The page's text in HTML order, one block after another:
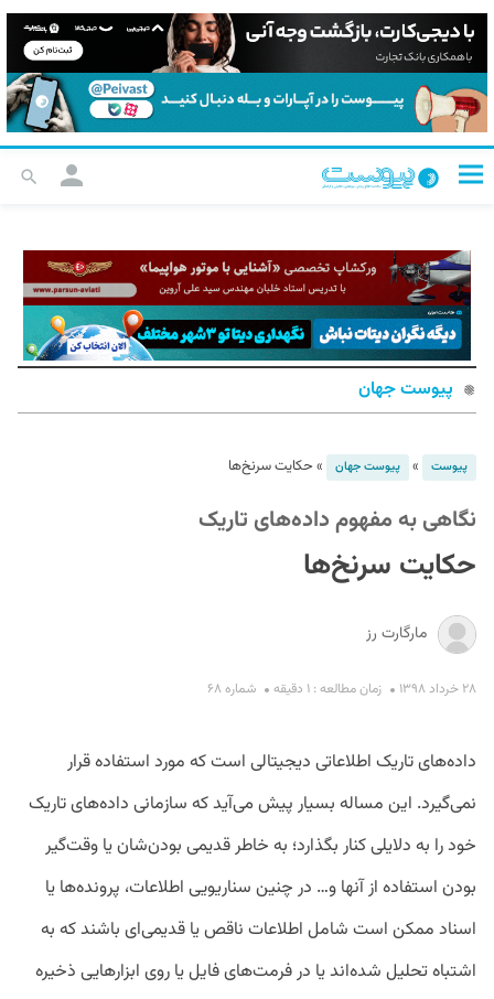
پیوست جهان
پیوست » پیوست جهان » حکایت سرنخ‌ها
نگاهی به مفهوم داده‌های تاریک
حکایت سرنخ‌ها
مارگارت رز
۲۸ خرداد ۱۳۹۸ زمان مطالعه : ۱ دقیقه شماره ۶۸
داده‌های تاریک اطلاعاتی دیجیتالی است که مورد استفاده قرار
نمی‌گیرد. این مساله بسیار پیش می‌آید که سازمانی داده‌های تاریک
خود را به دلایلی کنار بگذارد؛ به خاطر قدیمی بودن‌شان یا وقت‌گیر
بودن استفاده از آنها و… در چنین سناریویی اطلاعات، پرونده‌ها یا
اسناد ممکن است شامل اطلاعات ناقص یا قدیمی‌ای باشند که به
اشتباه تحلیل شده‌اند یا در فرمت‌های فایل یا روی ابزارهایی ذخیره